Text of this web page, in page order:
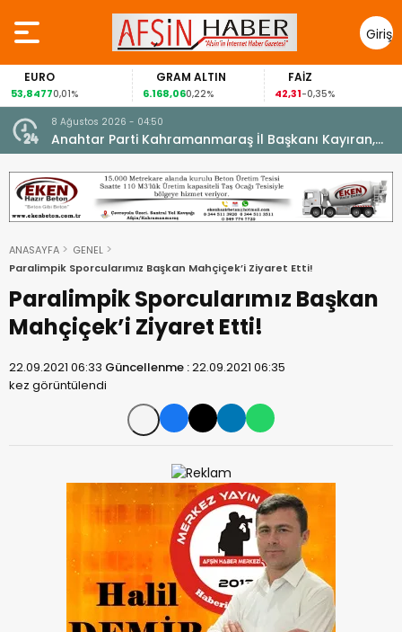
Giriş
Yap
EURO
53,84770,01%
GRAM ALTIN
6.168,060,22%
FAİZ
42,31-0,35%
8 Ağustos 2026 - 04:50
Anahtar Parti Kahramanmaraş İl Başkanı Kayıran,
Afşin Teşkilatı ile buluştu.
ANASAYFA
GENEL
Paralimpik Sporcularımız Başkan Mahçiçek’i Ziyaret Etti!
Paralimpik Sporcularımız Başkan
Mahçiçek’i Ziyaret Etti!
22.09.2021 06:33 Güncellenme :22.09.2021 06:35
kez görüntülendi